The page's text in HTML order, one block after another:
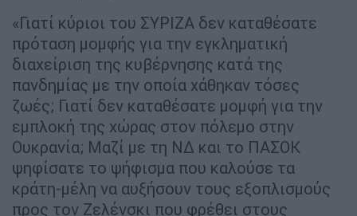
«Γιατί κύριοι του ΣΥΡΙΖΑ δεν καταθέσατε
πρόταση μομφής για την εγκληματική
διαχείριση της κυβέρνησης κατά της
πανδημίας με την οποία χάθηκαν τόσες
ζωές; Γιατί δεν καταθέσατε μομφή για την
εμπλοκή της χώρας στον πόλεμο στην
Ουκρανία; Μαζί με τη ΝΔ και το ΠΑΣΟΚ
ψηφίσατε το ψήφισμα που καλούσε τα
κράτη-μέλη να αυξήσουν τους εξοπλισμούς
προς τον Ζελένσκι που φρέθει στους